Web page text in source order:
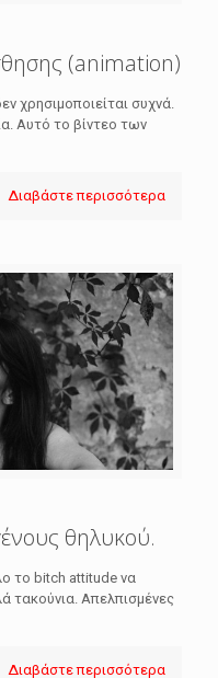
(animation)
χρησιμοποιείται συχνά.
Αυτό το βίντεο των
Διαβάστε περισσότερα
θηλυκού.
το bitch attitude να
τακούνια. Απελπισμένες
Διαβάστε περισσότερα